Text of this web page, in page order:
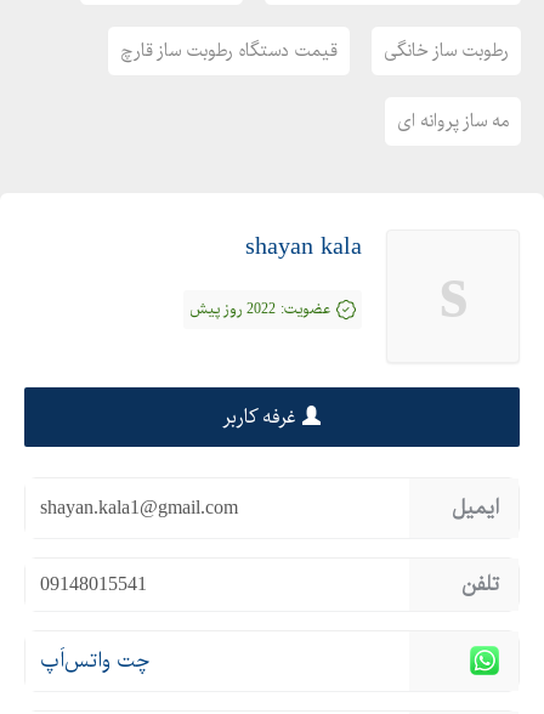
اینستاگرام : www.instagram.com/shayan.kala
http://shayankala.mihanblog.com
ساختمان شیشه ای سبزالماس ، طبقه سوم
رطوبت ساز خانگی قیمت دستگاه رطوبت ساز قارچ
مه ساز پروانه ای
s
shayan kala
عضویت: 2022 روز پیش
غرفه کاربر
ایمیل shayan.kala1@gmail.com
تلفن 09148015541
چت واتس‌اَپ